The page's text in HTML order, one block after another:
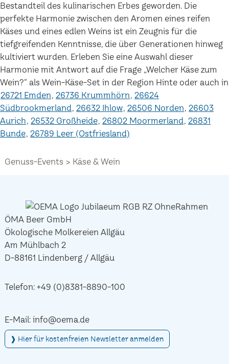
Bestandteil des kulinarischen Erbes geworden. Die
perfekte Harmonie zwischen den Aromen eines reifen
Käses und eines edlen Weins ist ein Zeugnis für die
tiefgreifenden Kenntnisse, die über Generationen hinweg
kultiviert wurden. Erleben Sie eine Auswahl dieser
Harmonie mit Antwort auf die Frage „Welcher Käse zum
Wein?“ als Wein-Käse-Set in der Region Hinte oder auch in
26721 Emden 26736 Krummhörn 26624
Südbrookmerland 26632 Ihlow 26506 Norden 26603
Aurich 26532 Großheide 26802 Moormerland 26831
Bunde 26789 Leer (Ostfriesland)
Genuss-Events Käse & Wein
ÖMA Beer GmbH
Ökologische Molkereien Allgäu
Am Mühlbach 2
D-88161 Lindenberg / Allgäu
Telefon: +49 (0)8381-8890-100
E-Mail: info@oema.de
❱ Hier für kostenfreien Newsletter anmelden